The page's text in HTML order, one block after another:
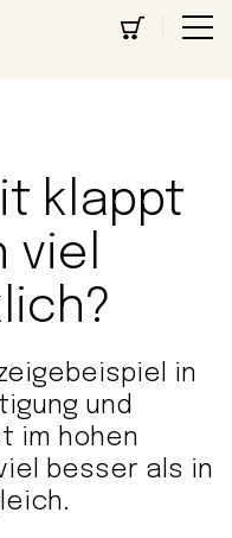
klappt
viel
in
und
im hohen
besser als in